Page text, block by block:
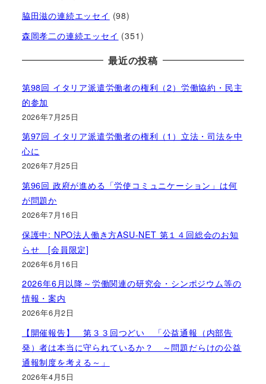
脇田滋の連続エッセイ (98)
森岡孝二の連続エッセイ (351)
最近の投稿
第98回 イタリア派遣労働者の権利（2）労働協約・民主
的参加
2026年7月25日
第97回 イタリア派遣労働者の権利（1）立法・司法を中
心に
2026年7月25日
第96回 政府が進める「労使コミュニケーション」は何
が問題か
2026年7月16日
保護中: NPO法人働き方ASU-NET 第１４回総会のお知
らせ [会員限定]
2026年6月16日
2026年6月以降～労働関連の研究会・シンポジウム等の
情報・案内
2026年6月2日
【開催報告】 第３３回つどい 「公益通報（内部告
発）者は本当に守られているか？ ～問題だらけの公益
通報制度を考える～」
2026年4月5日